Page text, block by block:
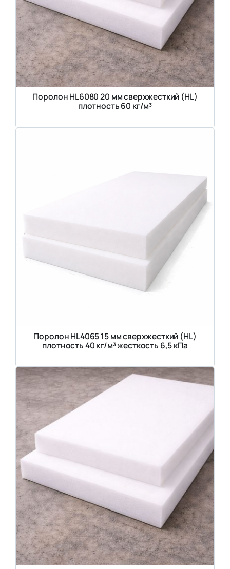
Поролон HL6080 20 мм сверхжесткий (HL)
плотность 60 кг/м³
Поролон HL4065 15 мм сверхжесткий (HL)
плотность 40 кг/м³ жесткость 6,5 кПа